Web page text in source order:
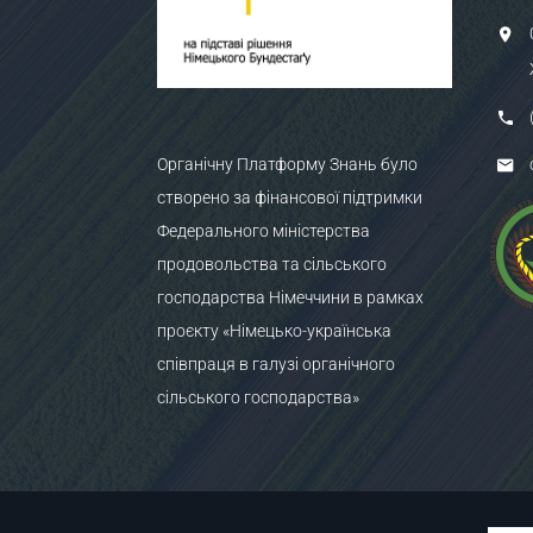
Органічну Платформу Знань було
створено за фінансової підтримки
Федерального міністерства
продовольства та сільського
господарства Німеччини в рамках
проєкту «Німецько-українська
співпраця в галузі органічного
сільського господарства»